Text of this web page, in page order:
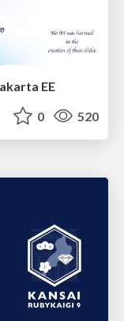
EE
0 520